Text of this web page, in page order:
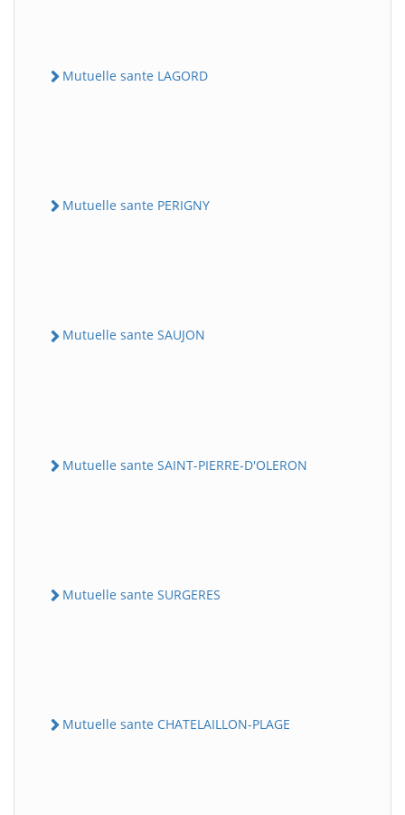
Mutuelle sante LAGORD
Mutuelle sante PERIGNY
Mutuelle sante SAUJON
Mutuelle sante SAINT-PIERRE-D'OLERON
Mutuelle sante SURGERES
Mutuelle sante CHATELAILLON-PLAGE